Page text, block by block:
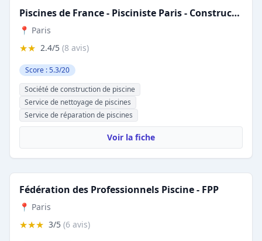
Piscines de France - Pisciniste Paris - Construction de piscine
📍 Paris
★★ 2.4/5 (8 avis)
Score : 5.3/20
Société de construction de piscine
Service de nettoyage de piscines
Service de réparation de piscines
Voir la fiche
Fédération des Professionnels Piscine - FPP
📍 Paris
★★★ 3/5 (6 avis)